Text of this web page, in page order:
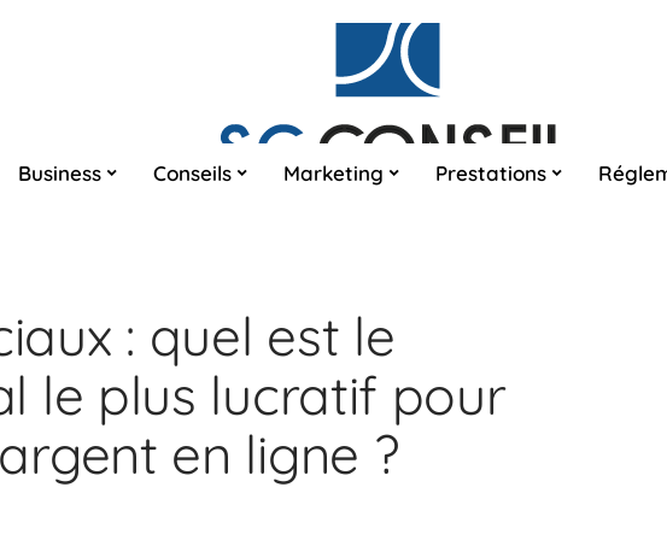
Business Conseils Marketing Prestations
: quel est le
le plus lucratif pour
en ligne ?